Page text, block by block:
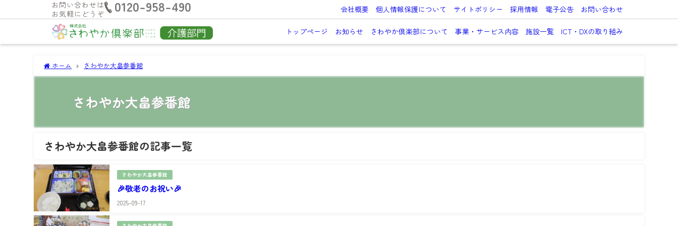
お問い合わせは
お気軽にどうぞ
0120-958-490 会社概要 個人情報保護について サイトポリシー 採用情報 電子公告 お問い合わせ
トップページ お知らせ さわやか倶楽部について 事業・サービス内容 施設一覧 ICT・DXの取り組み
ホーム さわやか大畠参番館
さわやか大畠参番館
さわやか大畠参番館の記事一覧
さわやか大畠参番館
🎉敬老のお祝い🎉
2025-09-17